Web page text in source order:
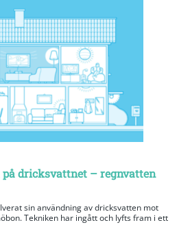
på dricksvattnet – regnvatten
sin användning av dricksvatten mot
Tekniken har ingått och lyfts fram i ett